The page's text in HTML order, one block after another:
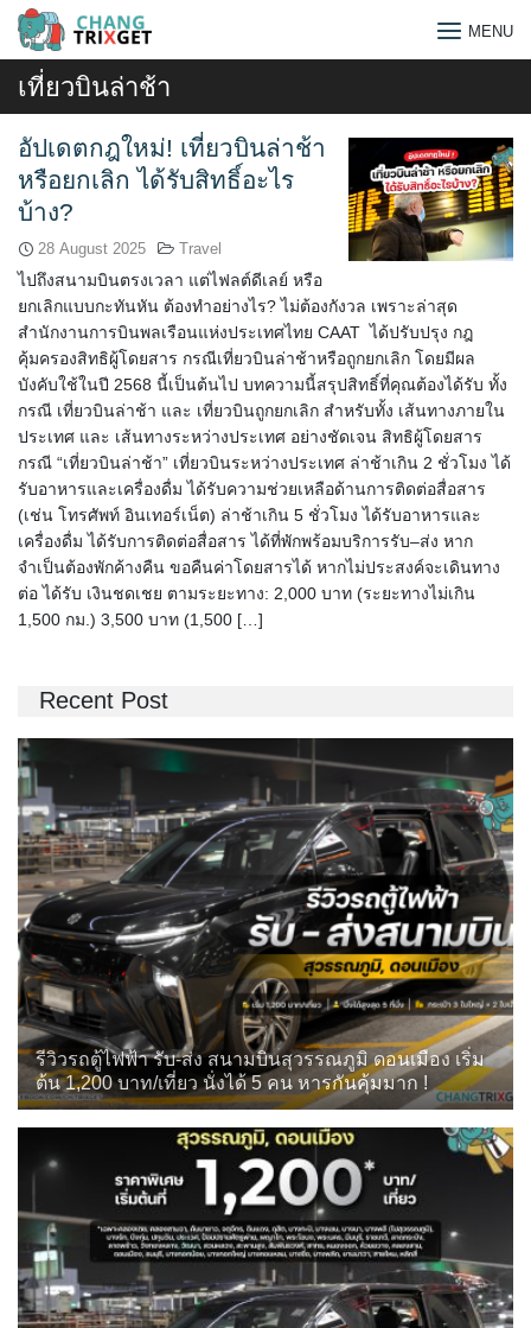
Skip
content
Search
for:
MENU
เที่ยวบินล่าช้า
อัปเดตกฎใหม่! เที่ยวบินล่าช้า
หรือยกเลิก ได้รับสิทธิ์อะไร
บ้าง?
28 August 2025 Travel
ไปถึงสนามบินตรงเวลา แต่ไฟลต์ดีเลย์ หรือ
ยกเลิกแบบกะทันหัน ต้องทำอย่างไร? ไม่ต้องกังวล เพราะล่าสุด
สำนักงานการบินพลเรือนแห่งประเทศไทย CAAT ได้ปรับปรุง กฎ
คุ้มครองสิทธิผู้โดยสาร กรณีเที่ยวบินล่าช้าหรือถูกยกเลิก โดยมีผล
บังคับใช้ในปี 2568 นี้เป็นต้นไป บทความนี้สรุปสิทธิ์ที่คุณต้องได้รับ ทั้ง
กรณี เที่ยวบินล่าช้า และ เที่ยวบินถูกยกเลิก สำหรับทั้ง เส้นทางภายใน
ประเทศ และ เส้นทางระหว่างประเทศ อย่างชัดเจน สิทธิผู้โดยสาร
กรณี “เที่ยวบินล่าช้า” เที่ยวบินระหว่างประเทศ ล่าช้าเกิน 2 ชั่วโมง ได้
รับอาหารและเครื่องดื่ม ได้รับความช่วยเหลือด้านการติดต่อสื่อสาร
(เช่น โทรศัพท์ อินเทอร์เน็ต) ล่าช้าเกิน 5 ชั่วโมง ได้รับอาหารและ
เครื่องดื่ม ได้รับการติดต่อสื่อสาร ได้ที่พักพร้อมบริการรับ–ส่ง หาก
จำเป็นต้องพักค้างคืน ขอคืนค่าโดยสารได้ หากไม่ประสงค์จะเดินทาง
ต่อ ได้รับ เงินชดเชย ตามระยะทาง: 2,000 บาท (ระยะทางไม่เกิน
1,500 กม.) 3,500 บาท (1,500 […]
Recent Post
รีวิวรถตู้ไฟฟ้า รับ-ส่ง สนามบินสุวรรณภูมิ ดอนเมือง เริ่ม
ต้น 1,200 บาท/เที่ยว นั่งได้ 5 คน หารกันคุ้มมาก !